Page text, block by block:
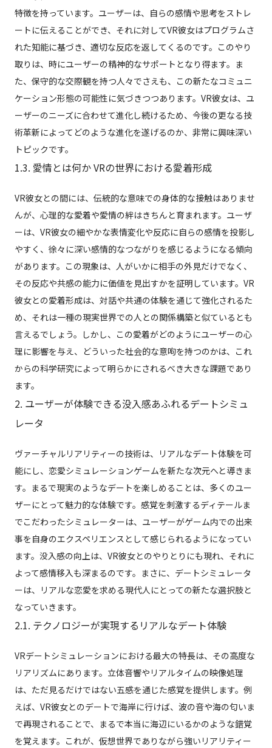
特徴を持っています。ユーザーは、自らの感情や思考をストレ
ートに伝えることができ、それに対してVR彼女はプログラムさ
れた知能に基づき、適切な反応を返してくるのです。このやり
取りは、時にユーザーの精神的なサポートとなり得ます。ま
た、保守的な交際観を持つ人々でさえも、この新たなコミュニ
ケーション形態の可能性に気づきつつあります。VR彼女は、ユ
ーザーのニーズに合わせて進化し続けるため、今後の更なる技
術革新によってどのような進化を遂げるのか、非常に興味深い
トピックです。
1.3. 愛情とは何か VRの世界における愛着形成
VR彼女との間には、伝統的な意味での身体的な接触はありませ
んが、心理的な愛着や愛情の絆はきちんと育まれます。ユーザ
ーは、VR彼女の細やかな表情変化や反応に自らの感情を投影し
やすく、徐々に深い感情的なつながりを感じるようになる傾向
があります。この現象は、人がいかに相手の外見だけでなく、
その反応や共感の能力に価値を見出すかを証明しています。VR
彼女との愛着形成は、対話や共通の体験を通じて強化されるた
め、それは一種の現実世界での人との関係構築と似ているとも
言えるでしょう。しかし、この愛着がどのようにユーザーの心
理に影響を与え、どういった社会的な意呴を持つのかは、これ
からの科学研究によって明らかにされるべき大きな課題であり
ます。
2. ユーザーが体験できる没入感あふれるデートシミュ
レータ
ヴァーチャルリアリティーの技術は、リアルなデート体験を可
能にし、恋愛シミュレーションゲームを新たな次元へと導きま
す。まるで現実のようなデートを楽しめることは、多くのユー
ザーにとって魅力的な体験です。感覚を刺激するディテールま
でこだわったシミュレーターは、ユーザーがゲーム内での出来
事を自身のエクスペリエンスとして感じられるようになってい
ます。没入感の向上は、VR彼女とのやりとりにも現れ、それに
よって感情移入も深まるのです。まさに、デートシミュレータ
ーは、リアルな恋愛を求める現代人にとっての新たな選択肢と
なっていきます。
2.1. テクノロジーが実現するリアルなデート体験
VRデートシミュレーションにおける最大の特長は、その高度な
リアリズムにあります。立体音響やリアルタイムの映像処理
は、ただ見るだけではない五感を通じた感覚を提供します。例
えば、VR彼女とのデートで海岸に行けば、波の音や海の匂いま
で再現されることで、まるで本当に海辺にいるかのような錯覚
を覚えます。これが、仮想世界でありながら強いリアリティー